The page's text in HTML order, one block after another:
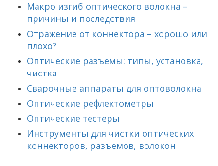
Макро изгиб оптического волокна –
причины и последствия
Отражение от коннектора – хорошо или
плохо?
Оптические разъемы: типы, установка,
чистка
Сварочные аппараты для оптоволокна
Оптические рефлектометры
Оптические тестеры
Инструменты для чистки оптических
коннекторов, разъемов, волокон